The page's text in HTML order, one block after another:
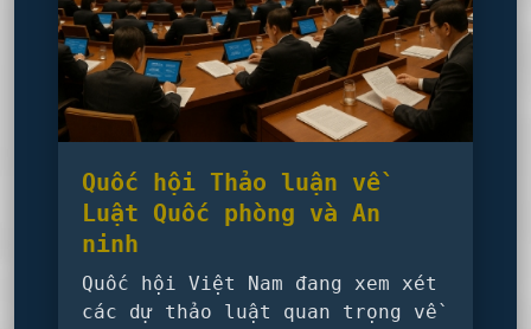
Quốc hội Thảo luận về
Luật Quốc phòng và An
ninh
Quốc hội Việt Nam đang xem xét
các dự thảo luật quan trọng về